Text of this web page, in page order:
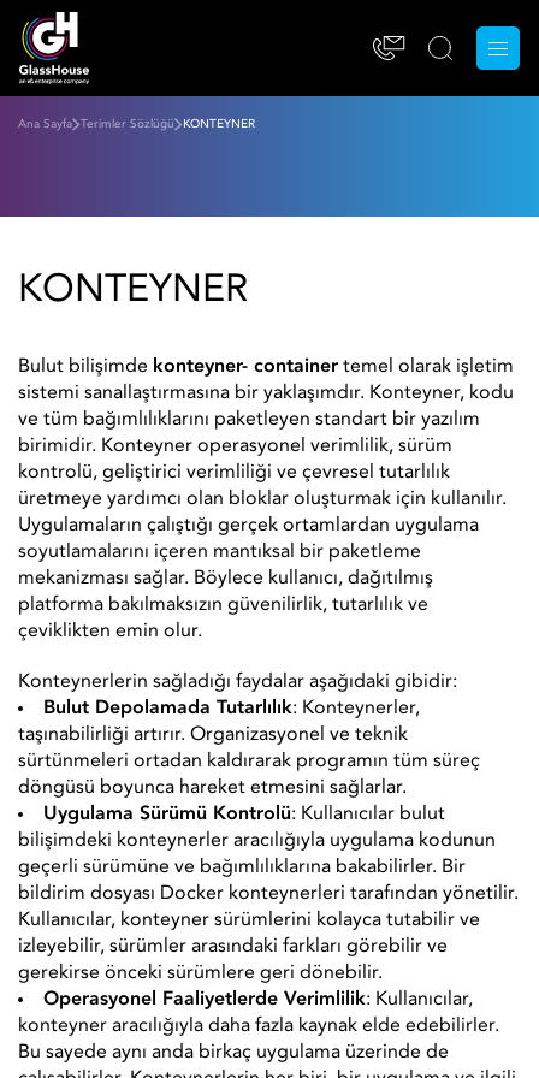
Ana Sayfa Terimler Sözlüğü KONTEYNER
KONTEYNER
Bulut bilişimde konteyner- container temel olarak işletim
sistemi sanallaştırmasına bir yaklaşımdır. Konteyner, kodu
ve tüm bağımlılıklarını paketleyen standart bir yazılım
birimidir. Konteyner operasyonel verimlilik, sürüm
kontrolü, geliştirici verimliliği ve çevresel tutarlılık
üretmeye yardımcı olan bloklar oluşturmak için kullanılır.
Uygulamaların çalıştığı gerçek ortamlardan uygulama
soyutlamalarını içeren mantıksal bir paketleme
mekanizması sağlar. Böylece kullanıcı, dağıtılmış
platforma bakılmaksızın güvenilirlik, tutarlılık ve
çeviklikten emin olur.
Konteynerlerin sağladığı faydalar aşağıdaki gibidir:
Bulut Depolamada Tutarlılık: Konteynerler,
taşınabilirliği artırır. Organizasyonel ve teknik
sürtünmeleri ortadan kaldırarak programın tüm süreç
döngüsü boyunca hareket etmesini sağlarlar.
Uygulama Sürümü Kontrolü: Kullanıcılar bulut
bilişimdeki konteynerler aracılığıyla uygulama kodunun
geçerli sürümüne ve bağımlılıklarına bakabilirler. Bir
bildirim dosyası Docker konteynerleri tarafından yönetilir.
Kullanıcılar, konteyner sürümlerini kolayca tutabilir ve
izleyebilir, sürümler arasındaki farkları görebilir ve
gerekirse önceki sürümlere geri dönebilir.
Operasyonel Faaliyetlerde Verimlilik: Kullanıcılar,
konteyner aracılığıyla daha fazla kaynak elde edebilirler.
Bu sayede aynı anda birkaç uygulama üzerinde de